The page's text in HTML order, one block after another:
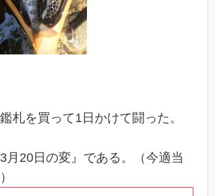
札を買って1日かけて闘った。
月20日の変』である。（今適当